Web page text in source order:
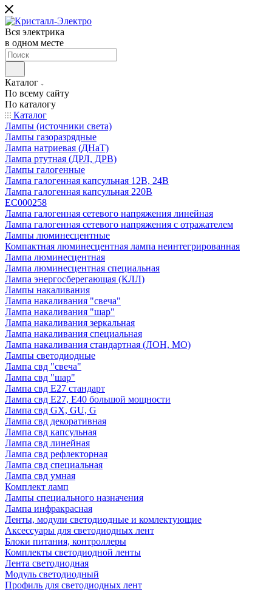
Вся электрика
в одном месте
Каталог
По всему сайту
По каталогу
Каталог
Лампы (источники света)
Лампы газоразрядные
Лампа натриевая (ДНаТ)
Лампа ртутная (ДРЛ, ДРВ)
Лампы галогенные
Лампа галогенная капсульная 12В, 24В
Лампа галогенная капсульная 220В
EC000258
Лампа галогенная сетевого напряжения линейная
Лампа галогенная сетевого напряжения с отражателем
Лампы люминесцентные
Компактная люминесцентная лампа неинтегрированная
Лампа люминесцентная
Лампа люминесцентная специальная
Лампа энергосберегающая (КЛЛ)
Лампы накаливания
Лампа накаливания "свеча"
Лампа накаливания "шар"
Лампа накаливания зеркальная
Лампа накаливания специальная
Лампа накаливания стандартная (ЛОН, МО)
Лампы светодиодные
Лампа свд "свеча"
Лампа свд "шар"
Лампа свд E27 стандарт
Лампа свд E27, Е40 большой мощности
Лампа свд GX, GU, G
Лампа свд декоративная
Лампа свд капсульная
Лампа свд линейная
Лампа свд рефлекторная
Лампа свд специальная
Лампа свд умная
Комплект ламп
Лампы специального назначения
Лампа инфракрасная
Ленты, модули светодиодные и комлектующие
Аксессуары для светодиодных лент
Блоки питания, контроллеры
Комплекты светодиодной ленты
Лента светодиодная
Модуль светодиодный
Профиль для светодиодных лент